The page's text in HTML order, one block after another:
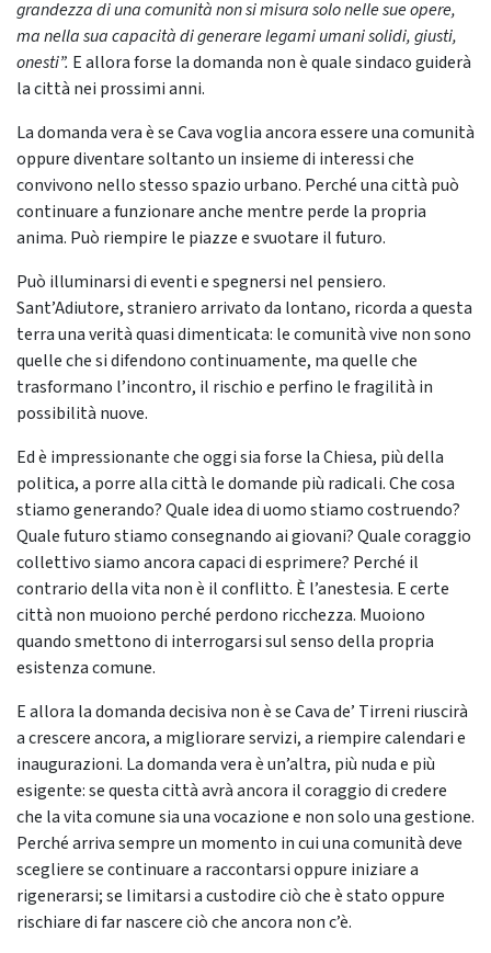
grandezza di una comunità non si misura solo nelle sue opere,
ma nella sua capacità di generare legami umani solidi, giusti,
onesti”. E allora forse la domanda non è quale sindaco guiderà
la città nei prossimi anni.
La domanda vera è se Cava voglia ancora essere una comunità
oppure diventare soltanto un insieme di interessi che
convivono nello stesso spazio urbano. Perché una città può
continuare a funzionare anche mentre perde la propria
anima. Può riempire le piazze e svuotare il futuro.
Può illuminarsi di eventi e spegnersi nel pensiero.
Sant’Adiutore, straniero arrivato da lontano, ricorda a questa
terra una verità quasi dimenticata: le comunità vive non sono
quelle che si difendono continuamente, ma quelle che
trasformano l’incontro, il rischio e perfino le fragilità in
possibilità nuove.
Ed è impressionante che oggi sia forse la Chiesa, più della
politica, a porre alla città le domande più radicali. Che cosa
stiamo generando? Quale idea di uomo stiamo costruendo?
Quale futuro stiamo consegnando ai giovani? Quale coraggio
collettivo siamo ancora capaci di esprimere? Perché il
contrario della vita non è il conflitto. È l’anestesia. E certe
città non muoiono perché perdono ricchezza. Muoiono
quando smettono di interrogarsi sul senso della propria
esistenza comune.
E allora la domanda decisiva non è se Cava de’ Tirreni riuscirà
a crescere ancora, a migliorare servizi, a riempire calendari e
inaugurazioni. La domanda vera è un’altra, più nuda e più
esigente: se questa città avrà ancora il coraggio di credere
che la vita comune sia una vocazione e non solo una gestione.
Perché arriva sempre un momento in cui una comunità deve
scegliere se continuare a raccontarsi oppure iniziare a
rigenerarsi; se limitarsi a custodire ciò che è stato oppure
rischiare di far nascere ciò che ancora non c’è.